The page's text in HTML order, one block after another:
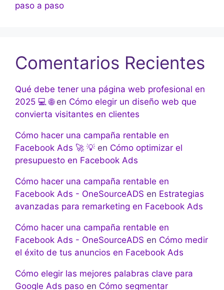
paso a paso
Comentarios Recientes
Qué debe tener una página web profesional en
2025 💻 🌐en Cómo elegir un diseño web que
convierta visitantes en clientes
Cómo hacer una campaña rentable en
Facebook Ads 🚀 💡 en Cómo optimizar el
presupuesto en Facebook Ads
Cómo hacer una campaña rentable en
Facebook Ads - OneSourceADS en Estrategias
avanzadas para remarketing en Facebook Ads
Cómo hacer una campaña rentable en
Facebook Ads - OneSourceADS en Cómo medir
el éxito de tus anuncios en Facebook Ads
Cómo elegir las mejores palabras clave para
Google Ads paso en Cómo segmentar